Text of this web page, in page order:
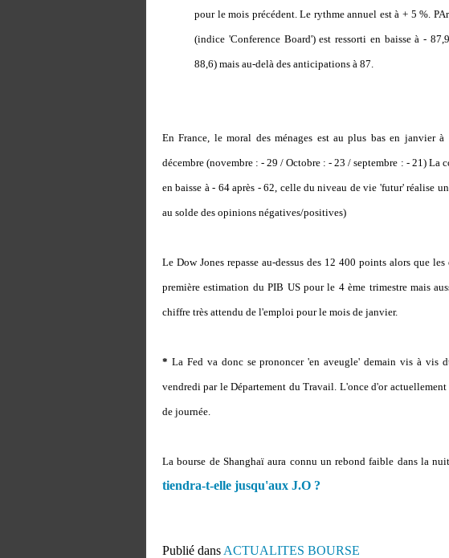
pour le mois précédent. Le rythme annuel est à + 5 %.
(indice 'Conference Board') est ressorti en baisse à -
88,6) mais au-delà des anticipations à 87.
En France, le moral des ménages est au plus bas en janvier
décembre (novembre : - 29 / Octobre : - 23 / septembre : - 21) La
en baisse à - 64 après - 62, celle du niveau de vie 'futur' réalise
au solde des opinions négatives/positives)
Le Dow Jones repasse au-dessus des 12 400 points alors que
première estimation du PIB US pour le 4 ème trimestre mais
chiffre très attendu de l'emploi pour le mois de janvier.
* La Fed va donc se prononcer 'en aveugle' demain vis à vis
vendredi par le Département du Travail. L'once d'or
de journée.
La bourse de Shanghaï aura connu un rebond faible dans la
tiendra-t-elle jusqu'aux J.O ?
Publié dans ACTUALITES BOURSE